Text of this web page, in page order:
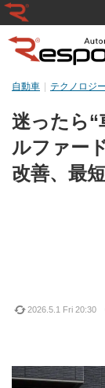
迷ったら“
ルファー
改善、最
自動車 テクノロジー
2026.5.1 Fri 20:30